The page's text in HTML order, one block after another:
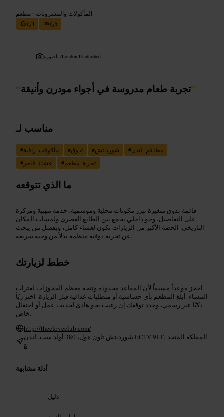
المأكولات والمشروبات • مطعم
٤٫٦
٤٫٥
الصورة /London Unattached
“تجربة طعام مدروسة في أجواء مودرن وأنيقة”
مناسب لـ
#مأكولات_راقية #تذوق #شورديتش #مطاعم_لندن
# عشاء_فاخر #تجربة_مطعم
ما الذي تتوقعه
قائمة تذوق متغيرة تبرز مكونات محلية وموسمية، خدمة مهنية ومركزة
على التفاصيل، وجو داخلي يجمع بين الطابع العصري ولمسات المكان
التاريخي. الحصة الأكبر من الزيارات تكون لعشاء كامل، ويفضل من يبحث
عن تجربة ذوقية منظمة بدلاً من وجبة سريعة.
خطط لزيارتك
احجز موعداً مسبقاً لأن المقاعد محدودة وتتجه معظم الحجوزات لفترات
المساء. أبلغ المطعم بأي حساسية أو متطلبات غذائية قبل الزيارة. اختَر زيّاً
ذكيًا-غير رسمي، وحدد توقعك إن رغبت بجو هادئ لحديث عمل أو احتفال
خاص.
http://thecloveclub.com/
شورديتش تاون هول، 380 أولد ست، لندن EC1V 9LT، المملكة المتحد
ة
أدلة مشابهة
دليل